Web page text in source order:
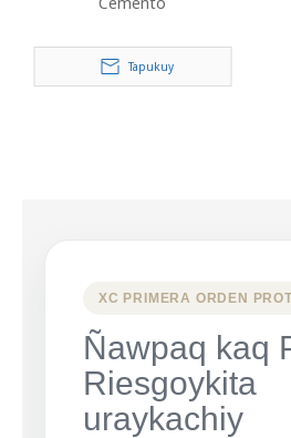
Tapukuy
XC PRIMERA ORDEN
Ñawpaq kaq
Riesgoykita
uraykachiy